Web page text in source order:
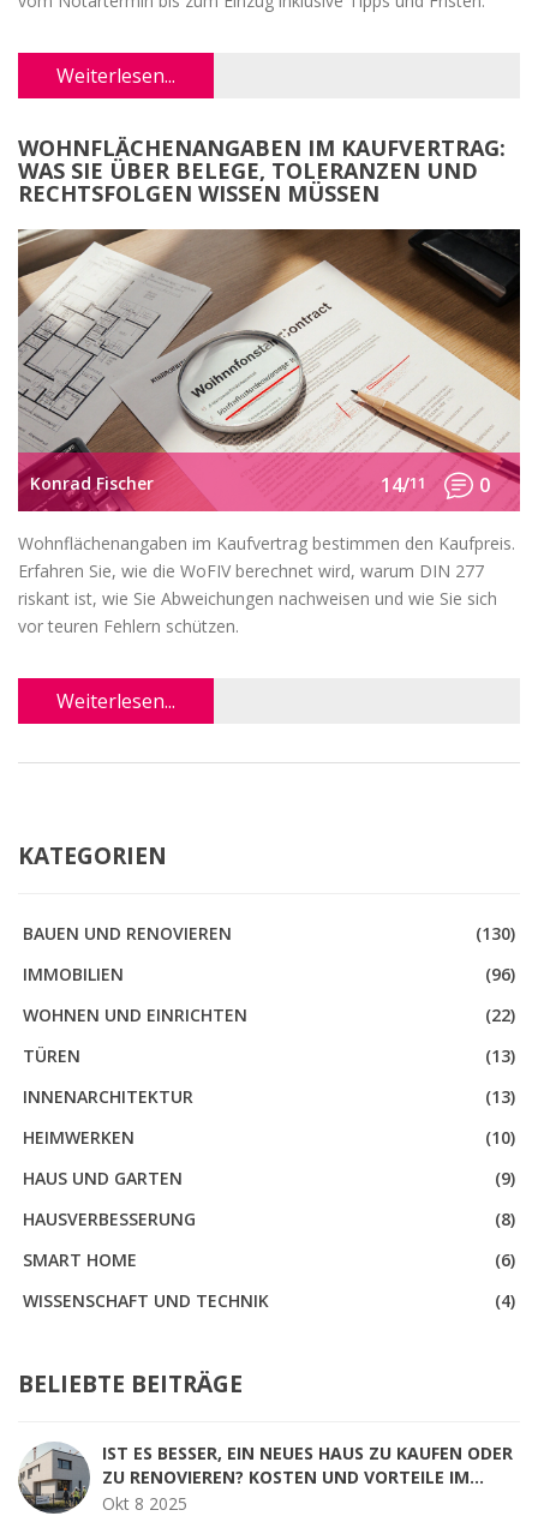
Weiterlesen...
WOHNFLÄCHENANGABEN IM KAUFVERTRAG:
WAS SIE ÜBER BELEGE, TOLERANZEN UND
RECHTSFOLGEN WISSEN MÜSSEN
Konrad Fischer 14/11 0
Wohnflächenangaben im Kaufvertrag bestimmen den Kaufpreis.
Erfahren Sie, wie die WoFIV berechnet wird, warum DIN 277
riskant ist, wie Sie Abweichungen nachweisen und wie Sie sich
vor teuren Fehlern schützen.
Weiterlesen...
KATEGORIEN
BAUEN UND RENOVIEREN
(130)
IMMOBILIEN
(96)
WOHNEN UND EINRICHTEN
(22)
TÜREN
(13)
INNENARCHITEKTUR
(13)
HEIMWERKEN
(10)
HAUS UND GARTEN
(9)
HAUSVERBESSERUNG
(8)
SMART HOME
(6)
WISSENSCHAFT UND TECHNIK
(4)
BELIEBTE BEITRÄGE
IST ES BESSER, EIN NEUES HAUS ZU KAUFEN ODER
ZU RENOVIEREN? KOSTEN UND VORTEILE IM
VERGLEICH
Okt 8 2025